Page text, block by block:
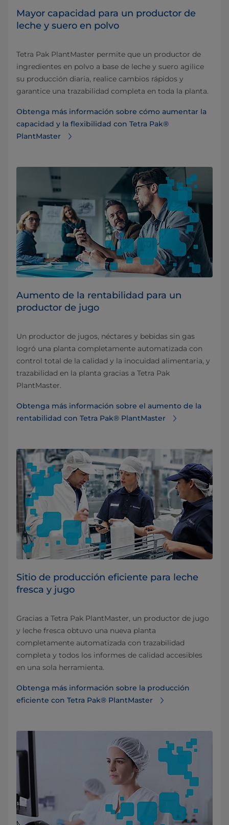
Mayor capacidad para un productor de
leche y suero en polvo
Tetra Pak PlantMaster permite que un productor de
ingredientes en polvo a base de leche y suero agilice
su producción diaria, realice cambios rápidos y
garantice una trazabilidad completa en toda la planta.
Obtenga más información sobre cómo aumentar la
capacidad y la flexibilidad con Tetra Pak®
PlantMaster
Aumento de la rentabilidad para un
productor de jugo
Un productor de jugos, néctares y bebidas sin gas
logró una planta completamente automatizada con
control total de la calidad y la inocuidad alimentaria, y
trazabilidad en la planta gracias a Tetra Pak
PlantMaster.
Obtenga más información sobre el aumento de la
rentabilidad con Tetra Pak® PlantMaster
Sitio de producción eficiente para leche
fresca y jugo
Gracias a Tetra Pak PlantMaster, un productor de jugo
y leche fresca obtuvo una nueva planta
completamente automatizada con trazabilidad
completa y todos los informes de calidad accesibles
en una sola herramienta.
Obtenga más información sobre la producción
eficiente con Tetra Pak® PlantMaster